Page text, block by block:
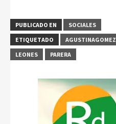
PUBLICADO EN
SOCIALES
ETIQUETADO
AGUSTINAGOMEZ
LEONES
PARERA